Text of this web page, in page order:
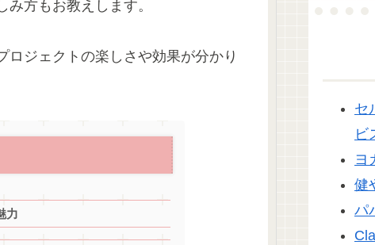
方もお教えします。
ロジェクトの楽しさや効果が分かり
力
セ
ビ
ヨ
健
パ